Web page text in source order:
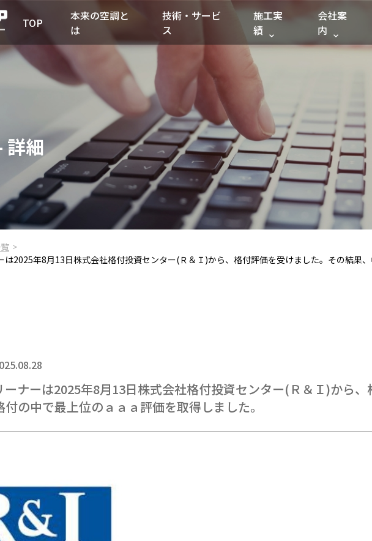
TOP
本来の空調と
は
技術・サービ
ス
施工実
績
会社案
内
詳細
は2025年8月13日株式会社格付投資センター(Ｒ＆Ｉ)から、格付評価を受けました。その結果
ーナーは2025年8月13日株式会社格付投資センター(Ｒ＆Ｉ)から
の中で最上位のａａａ評価を取得しました。